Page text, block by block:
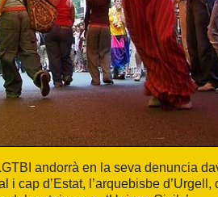
andorrà en la seva denuncia
cap d’Estat, l’arquebisbe